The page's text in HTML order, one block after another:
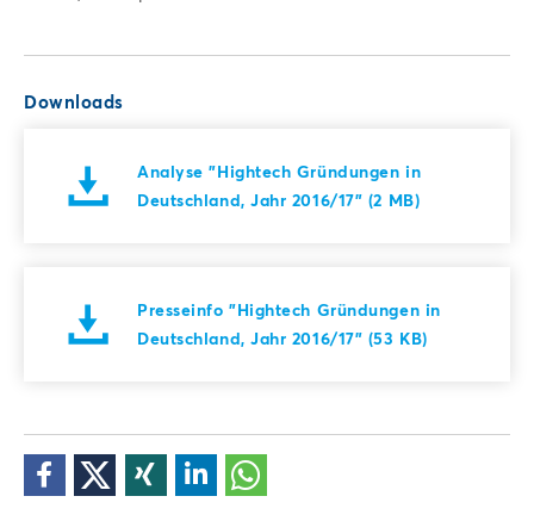
Downloads
Analyse "Hightech Gründungen in
Deutschland, Jahr 2016/17" (2 MB)
Presseinfo "Hightech Gründungen in
Deutschland, Jahr 2016/17" (53 KB)